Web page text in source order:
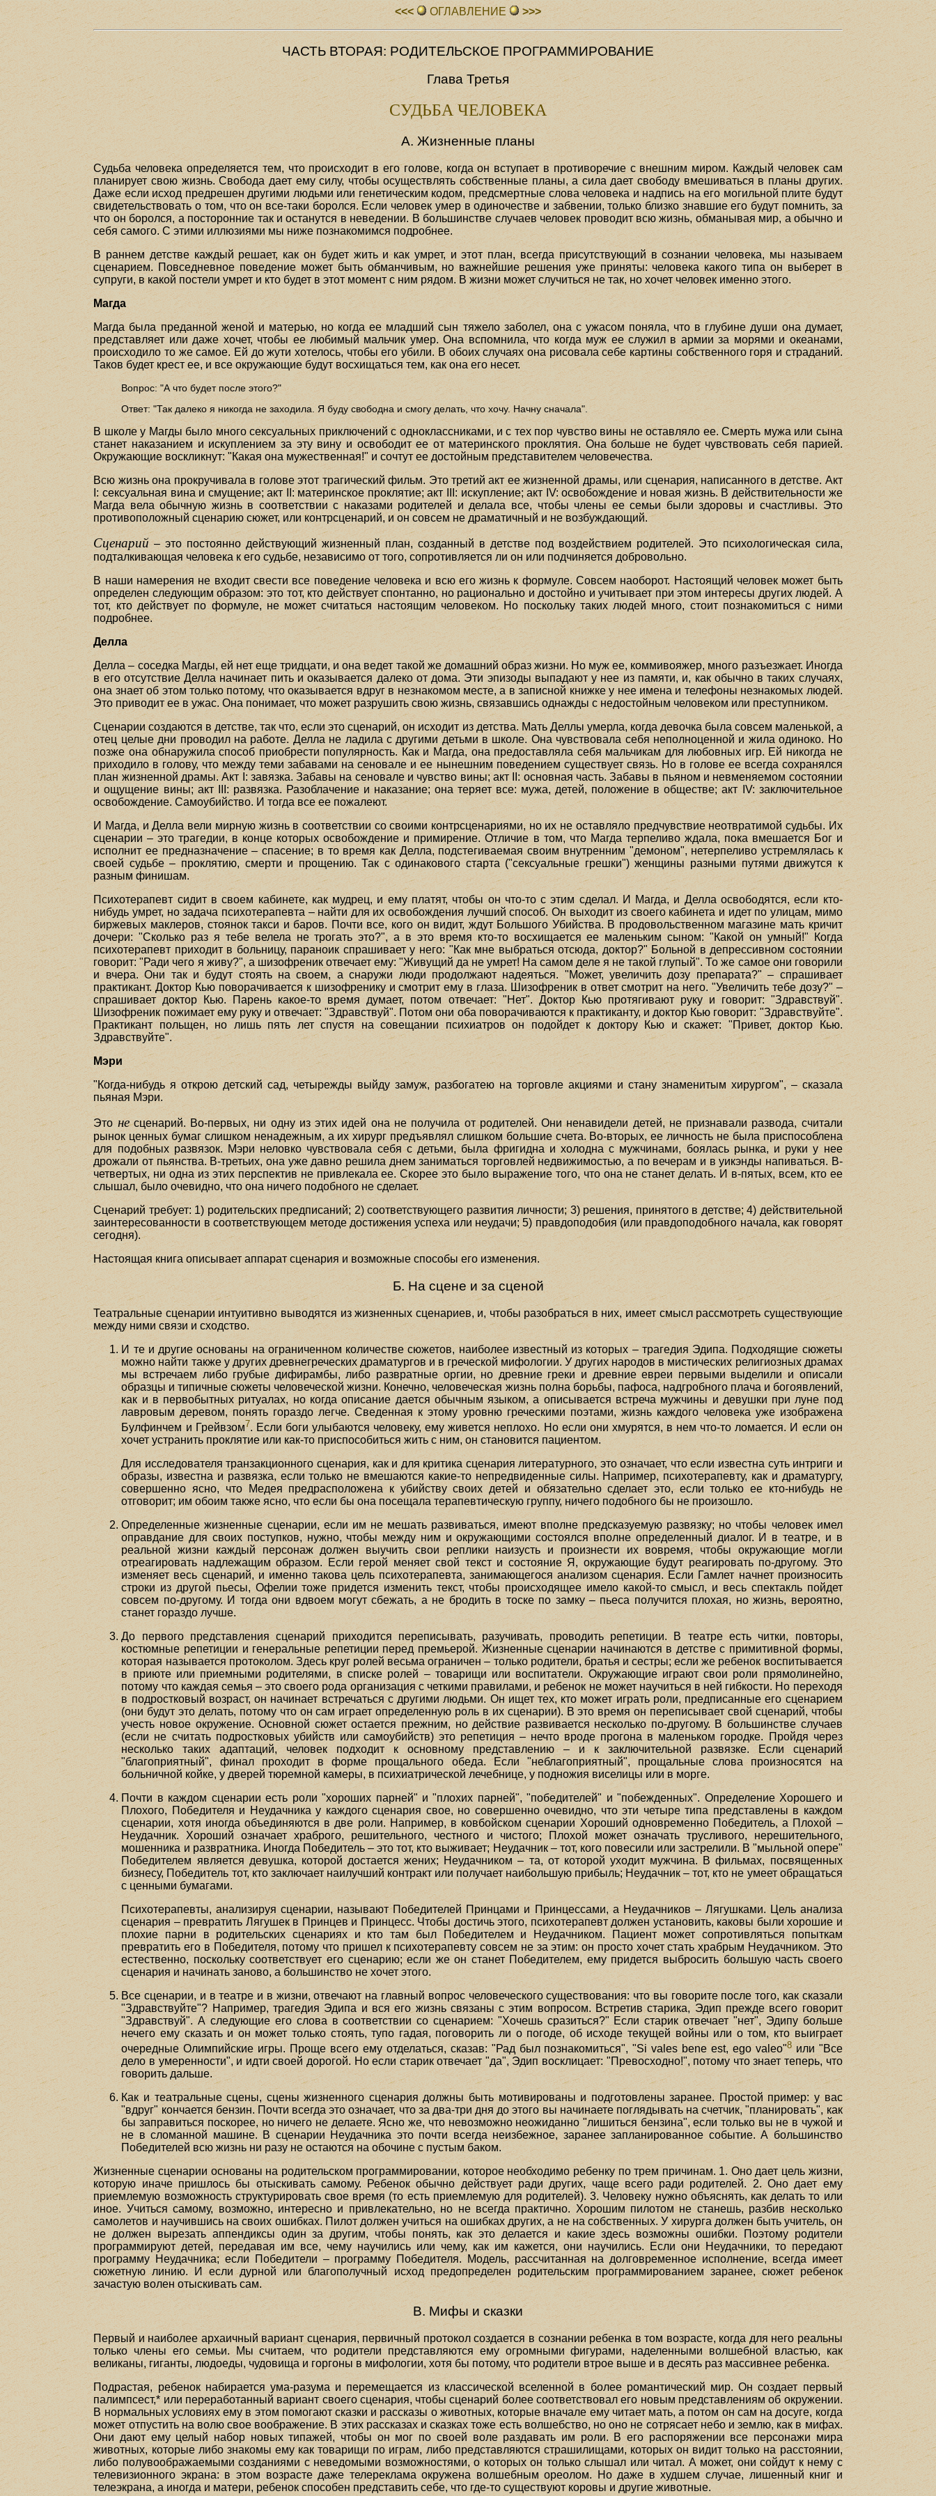
<<< ОГЛАВЛЕHИЕ >>>
ЧАСТЬ ВТОРАЯ: РОДИТЕЛЬСКОЕ ПРОГРАММИРОВАНИЕ
Глава Третья
СУДЬБА ЧЕЛОВЕКА
А. Жизненные планы
Судьба человека определяется тем, что происходит в его голове, когда он вступает в противоречие с внешним миром. Каждый человек сам
планирует свою жизнь. Свобода дает ему силу, чтобы осуществлять собственные планы, а сила дает свободу вмешиваться в планы других.
Даже если исход предрешен другими людьми или генетическим кодом, предсмертные слова человека и надпись на его могильной плите будут
свидетельствовать о том, что он все-таки боролся. Если человек умер в одиночестве и забвении, только близко знавшие его будут помнить, за
что он боролся, а посторонние так и останутся в неведении. В большинстве случаев человек проводит всю жизнь, обманывая мир, а обычно и
себя самого. С этими иллюзиями мы ниже познакомимся подробнее.
В раннем детстве каждый решает, как он будет жить и как умрет, и этот план, всегда присутствующий в сознании человека, мы называем
сценарием. Повседневное поведение может быть обманчивым, но важнейшие решения уже приняты: человека какого типа он выберет в
супруги, в какой постели умрет и кто будет в этот момент с ним рядом. В жизни может случиться не так, но хочет человек именно этого.
Магда
Магда была преданной женой и матерью, но когда ее младший сын тяжело заболел, она с ужасом поняла, что в глубине души она думает,
представляет или даже хочет, чтобы ее любимый мальчик умер. Она вспомнила, что когда муж ее служил в армии за морями и океанами,
происходило то же самое. Ей до жути хотелось, чтобы его убили. В обоих случаях она рисовала себе картины собственного горя и страданий.
Таков будет крест ее, и все окружающие будут восхищаться тем, как она его несет.
Вопрос: "А что будет после этого?"
Ответ: "Так далеко я никогда не заходила. Я буду свободна и смогу делать, что хочу. Начну сначала".
В школе у Магды было много сексуальных приключений с одноклассниками, и с тех пор чувство вины не оставляло ее. Смерть мужа или сына
станет наказанием и искуплением за эту вину и освободит ее от материнского проклятия. Она больше не будет чувствовать себя парией.
Окружающие воскликнут: "Какая она мужественная!" и сочтут ее достойным представителем человечества.
Всю жизнь она прокручивала в голове этот трагический фильм. Это третий акт ее жизненной драмы, или сценария, написанного в детстве. Акт
I: сексуальная вина и смущение; акт II: материнское проклятие; акт III: искупление; акт IV: освобождение и новая жизнь. В действительности же
Магда вела обычную жизнь в соответствии с наказами родителей и делала все, чтобы члены ее семьи были здоровы и счастливы. Это
противоположный сценарию сюжет, или контрсценарий, и он совсем не драматичный и не возбуждающий.
Сценарий – это постоянно действующий жизненный план, созданный в детстве под воздействием родителей. Это психологическая сила,
подталкивающая человека к его судьбе, независимо от того, сопротивляется ли он или подчиняется добровольно.
В наши намерения не входит свести все поведение человека и всю его жизнь к формуле. Совсем наоборот. Настоящий человек может быть
определен следующим образом: это тот, кто действует спонтанно, но рационально и достойно и учитывает при этом интересы других людей. А
тот, кто действует по формуле, не может считаться настоящим человеком. Но поскольку таких людей много, стоит познакомиться с ними
подробнее.
Делла
Делла – соседка Магды, ей нет еще тридцати, и она ведет такой же домашний образ жизни. Но муж ее, коммивояжер, много разъезжает. Иногда
в его отсутствие Делла начинает пить и оказывается далеко от дома. Эти эпизоды выпадают у нее из памяти, и, как обычно в таких случаях,
она знает об этом только потому, что оказывается вдруг в незнакомом месте, а в записной книжке у нее имена и телефоны незнакомых людей.
Это приводит ее в ужас. Она понимает, что может разрушить свою жизнь, связавшись однажды с недостойным человеком или преступником.
Сценарии создаются в детстве, так что, если это сценарий, он исходит из детства. Мать Деллы умерла, когда девочка была совсем маленькой, а
отец целые дни проводил на работе. Делла не ладила с другими детьми в школе. Она чувствовала себя неполноценной и жила одиноко. Но
позже она обнаружила способ приобрести популярность. Как и Магда, она предоставляла себя мальчикам для любовных игр. Ей никогда не
приходило в голову, что между теми забавами на сеновале и ее нынешним поведением существует связь. Но в голове ее всегда сохранялся
план жизненной драмы. Акт I: завязка. Забавы на сеновале и чувство вины; акт II: основная часть. Забавы в пьяном и невменяемом состоянии
и ощущение вины; акт III: развязка. Разоблачение и наказание; она теряет все: мужа, детей, положение в обществе; акт IV: заключительное
освобождение. Самоубийство. И тогда все ее пожалеют.
И Магда, и Делла вели мирную жизнь в соответствии со своими контрсценариями, но их не оставляло предчувствие неотвратимой судьбы. Их
сценарии – это трагедии, в конце которых освобождение и примирение. Отличие в том, что Магда терпеливо ждала, пока вмешается Бог и
исполнит ее предназначение – спасение; в то время как Делла, подстегиваемая своим внутренним "демоном", нетерпеливо устремлялась к
своей судьбе – проклятию, смерти и прощению. Так с одинакового старта ("сексуальные грешки") женщины разными путями движутся к
разным финишам.
Психотерапевт сидит в своем кабинете, как мудрец, и ему платят, чтобы он что-то с этим сделал. И Магда, и Делла освободятся, если кто-
нибудь умрет, но задача психотерапевта – найти для их освобождения лучший способ. Он выходит из своего кабинета и идет по улицам, мимо
биржевых маклеров, стоянок такси и баров. Почти все, кого он видит, ждут Большого Убийства. В продовольственном магазине мать кричит
дочери: "Сколько раз я тебе велела не трогать это?", а в это время кто-то восхищается ее маленьким сыном: "Какой он умный!" Когда
психотерапевт приходит в больницу, параноик спрашивает у него: "Как мне выбраться отсюда, доктор?" Больной в депрессивном состоянии
говорит: "Ради чего я живу?", а шизофреник отвечает ему: "Живущий да не умрет! На самом деле я не такой глупый". То же самое они говорили
и вчера. Они так и будут стоять на своем, а снаружи люди продолжают надеяться. "Может, увеличить дозу препарата?" – спрашивает
практикант. Доктор Кью поворачивается к шизофренику и смотрит ему в глаза. Шизофреник в ответ смотрит на него. "Увеличить тебе дозу?" –
спрашивает доктор Кью. Парень какое-то время думает, потом отвечает: "Нет". Доктор Кью протягивают руку и говорит: "Здравствуй".
Шизофреник пожимает ему руку и отвечает: "Здравствуй". Потом они оба поворачиваются к практиканту, и доктор Кью говорит: "Здравствуйте".
Практикант польщен, но лишь пять лет спустя на совещании психиатров он подойдет к доктору Кью и скажет: "Привет, доктор Кью.
Здравствуйте".
Мэри
"Когда-нибудь я открою детский сад, четырежды выйду замуж, разбогатею на торговле акциями и стану знаменитым хирургом", – сказала
пьяная Мэри.
Это несценарий. Во-первых, ни одну из этих идей она не получила от родителей. Они ненавидели детей, не признавали развода, считали
рынок ценных бумаг слишком ненадежным, а их хирург предъявлял слишком большие счета. Во-вторых, ее личность не была приспособлена
для подобных развязок. Мэри неловко чувствовала себя с детьми, была фригидна и холодна с мужчинами, боялась рынка, и руки у нее
дрожали от пьянства. В-третьих, она уже давно решила днем заниматься торговлей недвижимостью, а по вечерам и в уикэнды напиваться. В-
четвертых, ни одна из этих перспектив не привлекала ее. Скорее это было выражение того, что она не станет делать. И в-пятых, всем, кто ее
слышал, было очевидно, что она ничего подобного не сделает.
Сценарий требует: 1) родительских предписаний; 2) соответствующего развития личности; 3) решения, принятого в детстве; 4) действительной
заинтересованности в соответствующем методе достижения успеха или неудачи; 5) правдоподобия (или правдоподобного начала, как говорят
сегодня).
Настоящая книга описывает аппарат сценария и возможные способы его изменения.
Б. На сцене и за сценой
Театральные сценарии интуитивно выводятся из жизненных сценариев, и, чтобы разобраться в них, имеет смысл рассмотреть существующие
между ними связи и сходство.
И те и другие основаны на ограниченном количестве сюжетов, наиболее известный из которых – трагедия Эдипа. Подходящие сюжеты
можно найти также у других древнегреческих драматургов и в греческой мифологии. У других народов в мистических религиозных драмах
мы встречаем либо грубые дифирамбы, либо развратные оргии, но древние греки и древние евреи первыми выделили и описали
образцы и типичные сюжеты человеческой жизни. Конечно, человеческая жизнь полна борьбы, пафоса, надгробного плача и богоявлений,
как и в первобытных ритуалах, но когда описание дается обычным языком, а описывается встреча мужчины и девушки при луне под
лавровым деревом, понять гораздо легче. Сведенная к этому уровню греческими поэтами, жизнь каждого человека уже изображена
Булфинчем и Грейвзом7. Если боги улыбаются человеку, ему живется неплохо. Но если они хмурятся, в нем что-то ломается. И если он
хочет устранить проклятие или как-то приспособиться жить с ним, он становится пациентом.
Для исследователя транзакционного сценария, как и для критика сценария литературного, это означает, что если известна суть интриги и
образы, известна и развязка, если только не вмешаются какие-то непредвиденные силы. Например, психотерапевту, как и драматургу,
совершенно ясно, что Медея предрасположена к убийству своих детей и обязательно сделает это, если только ее кто-нибудь не
отговорит; им обоим также ясно, что если бы она посещала терапевтическую группу, ничего подобного бы не произошло.
Определенные жизненные сценарии, если им не мешать развиваться, имеют вполне предсказуемую развязку; но чтобы человек имел
оправдание для своих поступков, нужно, чтобы между ним и окружающими состоялся вполне определенный диалог. И в театре, и в
реальной жизни каждый персонаж должен выучить свои реплики наизусть и произнести их вовремя, чтобы окружающие могли
отреагировать надлежащим образом. Если герой меняет свой текст и состояние Я, окружающие будут реагировать по-другому. Это
изменяет весь сценарий, и именно такова цель психотерапевта, занимающегося анализом сценария. Если Гамлет начнет произносить
строки из другой пьесы, Офелии тоже придется изменить текст, чтобы происходящее имело какой-то смысл, и весь спектакль пойдет
совсем по-другому. И тогда они вдвоем могут сбежать, а не бродить в тоске по замку – пьеса получится плохая, но жизнь, вероятно,
станет гораздо лучше.
До первого представления сценарий приходится переписывать, разучивать, проводить репетиции. В театре есть читки, повторы,
костюмные репетиции и генеральные репетиции перед премьерой. Жизненные сценарии начинаются в детстве с примитивной формы,
которая называется протоколом. Здесь круг ролей весьма ограничен – только родители, братья и сестры; если же ребенок воспитывается
в приюте или приемными родителями, в списке ролей – товарищи или воспитатели. Окружающие играют свои роли прямолинейно,
потому что каждая семья – это своего рода организация с четкими правилами, и ребенок не может научиться в ней гибкости. Но переходя
в подростковый возраст, он начинает встречаться с другими людьми. Он ищет тех, кто может играть роли, предписанные его сценарием
(они будут это делать, потому что он сам играет определенную роль в их сценарии). В это время он переписывает свой сценарий, чтобы
учесть новое окружение. Основной сюжет остается прежним, но действие развивается несколько по-другому. В большинстве случаев
(если не считать подростковых убийств или самоубийств) это репетиция – нечто вроде прогона в маленьком городке. Пройдя через
несколько таких адаптаций, человек подходит к основному представлению – и к заключительной развязке. Если сценарий
"благоприятный", финал проходит в форме прощального обеда. Если "неблагоприятный", прощальные слова произносятся на
больничной койке, у дверей тюремной камеры, в психиатрической лечебнице, у подножия виселицы или в морге.
Почти в каждом сценарии есть роли "хороших парней" и "плохих парней", "победителей" и "побежденных". Определение Хорошего и
Плохого, Победителя и Неудачника у каждого сценария свое, но совершенно очевидно, что эти четыре типа представлены в каждом
сценарии, хотя иногда объединяются в две роли. Например, в ковбойском сценарии Хороший одновременно Победитель, а Плохой –
Неудачник. Хороший означает храброго, решительного, честного и чистого; Плохой может означать трусливого, нерешительного,
мошенника и развратника. Иногда Победитель – это тот, кто выживает; Неудачник – тот, кого повесили или застрелили. В "мыльной опере"
Победителем является девушка, которой достается жених; Неудачником – та, от которой уходит мужчина. В фильмах, посвященных
бизнесу, Победитель тот, кто заключает наилучший контракт или получает наибольшую прибыль; Неудачник – тот, кто не умеет обращаться
с ценными бумагами.
Психотерапевты, анализируя сценарии, называют Победителей Принцами и Принцессами, а Неудачников – Лягушками. Цель анализа
сценария – превратить Лягушек в Принцев и Принцесс. Чтобы достичь этого, психотерапевт должен установить, каковы были хорошие и
плохие парни в родительских сценариях и кто там был Победителем и Неудачником. Пациент может сопротивляться попыткам
превратить его в Победителя, потому что пришел к психотерапевту совсем не за этим: он просто хочет стать храбрым Неудачником. Это
естественно, поскольку соответствует его сценарию; если же он станет Победителем, ему придется выбросить большую часть своего
сценария и начинать заново, а большинство не хочет этого.
Все сценарии, и в театре и в жизни, отвечают на главный вопрос человеческого существования: что вы говорите после того, как сказали
"Здравствуйте"? Например, трагедия Эдипа и вся его жизнь связаны с этим вопросом. Встретив старика, Эдип прежде всего говорит
"Здравствуй". А следующие его слова в соответствии со сценарием: "Хочешь сразиться?" Если старик отвечает "нет", Эдипу больше
нечего ему сказать и он может только стоять, тупо гадая, поговорить ли о погоде, об исходе текущей войны или о том, кто выиграет
очередные Олимпийские игры. Проще всего ему отделаться, сказав: "Рад был познакомиться", "Si vales bene est, ego valeo"8или "Все
дело в умеренности", и идти своей дорогой. Но если старик отвечает "да", Эдип восклицает: "Превосходно!", потому что знает теперь, что
говорить дальше.
Как и театральные сцены, сцены жизненного сценария должны быть мотивированы и подготовлены заранее. Простой пример: у вас
"вдруг" кончается бензин. Почти всегда это означает, что за два-три дня до этого вы начинаете поглядывать на счетчик, "планировать", как
бы заправиться поскорее, но ничего не делаете. Ясно же, что невозможно неожиданно "лишиться бензина", если только вы не в чужой и
не в сломанной машине. В сценарии Неудачника это почти всегда неизбежное, заранее запланированное событие. А большинство
Победителей всю жизнь ни разу не остаются на обочине с пустым баком.
Жизненные сценарии основаны на родительском программировании, которое необходимо ребенку по трем причинам. 1. Оно дает цель жизни,
которую иначе пришлось бы отыскивать самому. Ребенок обычно действует ради других, чаще всего ради родителей. 2. Оно дает ему
приемлемую возможность структурировать свое время (то есть приемлемую для родителей). 3. Человеку нужно объяснять, как делать то или
иное. Учиться самому, возможно, интересно и привлекательно, но не всегда практично. Хорошим пилотом не станешь, разбив несколько
самолетов и научившись на своих ошибках. Пилот должен учиться на ошибках других, а не на собственных. У хирурга должен быть учитель, он
не должен вырезать аппендиксы один за другим, чтобы понять, как это делается и какие здесь возможны ошибки. Поэтому родители
программируют детей, передавая им все, чему научились или чему, как им кажется, они научились. Если они Неудачники, то передают
программу Неудачника; если Победители – программу Победителя. Модель, рассчитанная на долговременное исполнение, всегда имеет
сюжетную линию. И если дурной или благополучный исход предопределен родительским программированием заранее, сюжет ребенок
зачастую волен отыскивать сам.
В. Мифы и сказки
Первый и наиболее архаичный вариант сценария, первичный протокол создается в сознании ребенка в том возрасте, когда для него реальны
только члены его семьи. Мы считаем, что родители представляются ему огромными фигурами, наделенными волшебной властью, как
великаны, гиганты, людоеды, чудовища и горгоны в мифологии, хотя бы потому, что родители втрое выше и в десять раз массивнее ребенка.
Подрастая, ребенок набирается ума-разума и перемещается из классической вселенной в более романтический мир. Он создает первый
палимпсест,* или переработанный вариант своего сценария, чтобы сценарий более соответствовал его новым представлениям об окружении.
В нормальных условиях ему в этом помогают сказки и рассказы о животных, которые вначале ему читает мать, а потом он сам на досуге, когда
может отпустить на волю свое воображение. В этих рассказах и сказках тоже есть волшебство, но оно не сотрясает небо и землю, как в мифах.
Они дают ему целый набор новых типажей, чтобы он мог по своей воле раздавать им роли. В его распоряжении все персонажи мира
животных, которые либо знакомы ему как товарищи по играм, либо представляются страшилищами, которых он видит только на расстоянии,
либо полувоображаемыми созданиями с неведомыми возможностями, о которых он только слышал или читал. А может, они сойдут к нему с
телевизионного экрана: в этом возрасте даже телереклама окружена волшебным ореолом. Но даже в худшем случае, лишенный книг и
телеэкрана, а иногда и матери, ребенок способен представить себе, что где-то существуют коровы и другие животные.